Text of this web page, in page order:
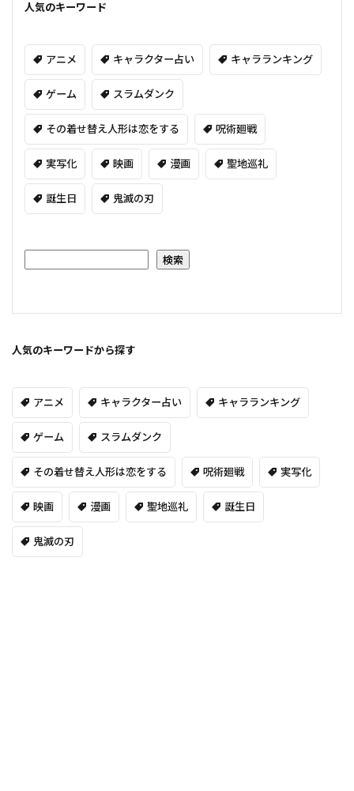
人気のキーワード
アニメ キャラクター占い キャラランキング
ゲーム スラムダンク
その着せ替え人形は恋をする 呪術廻戦
実写化 映画 漫画 聖地巡礼
誕生日 鬼滅の刃
検索
人気のキーワードから探す
アニメ キャラクター占い キャラランキング
ゲーム スラムダンク
その着せ替え人形は恋をする 呪術廻戦 実写化
映画 漫画 聖地巡礼 誕生日
鬼滅の刃